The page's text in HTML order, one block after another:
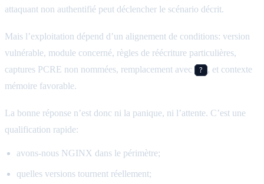
attaquant non authentifié peut déclencher le scénario décrit.
Mais l’exploitation dépend d’un alignement de conditions: version
vulnérable, module concerné, règles de réécriture particulières,
captures PCRE non nommées, remplacement avec
?
, et contexte
mémoire favorable.
La bonne réponse n’est donc ni la panique, ni l’attente. C’est une
qualification rapide:
avons-nous NGINX dans le périmètre;
quelles versions tournent réellement;